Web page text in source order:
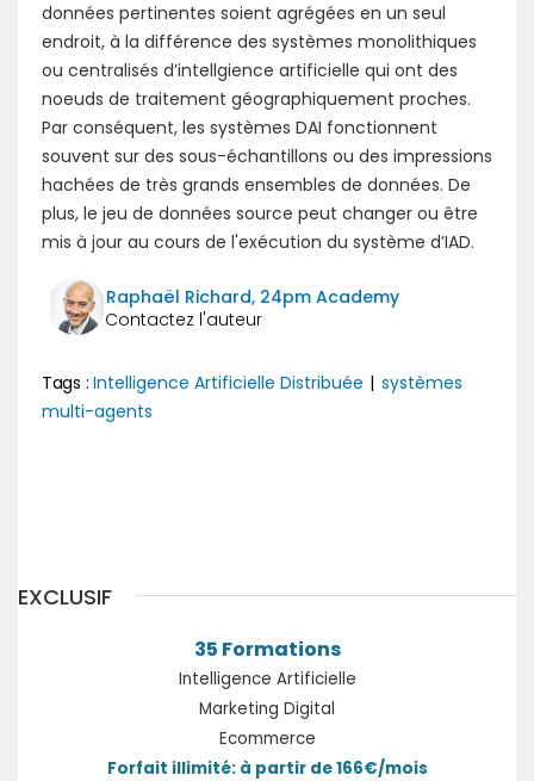
données pertinentes soient agrégées en un seul
endroit, à la différence des systèmes monolithiques
ou centralisés d’intellgience artificielle qui ont des
noeuds de traitement géographiquement proches.
Par conséquent, les systèmes DAI fonctionnent
souvent sur des sous-échantillons ou des impressions
hachées de très grands ensembles de données. De
plus, le jeu de données source peut changer ou être
mis à jour au cours de l'exécution du système d’IAD.
Raphaël Richard, 24pm Academy
Tags : Intelligence Artificielle Distribuée | systèmes
multi-agents
EXCLUSIF
35 Formations
Intelligence Artificielle
Marketing Digital
Ecommerce
Forfait illimité: à partir de 166€/mois